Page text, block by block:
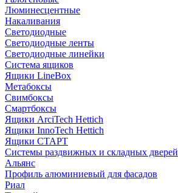
Люминесцентные
Накаливания
Светодиодные
Светодиодные ленты
Светодиодные линейки
Система ящиков
Ящики LineBox
Метабоксы
Свимбоксы
Смартбоксы
Ящики ArciTech Hettich
Ящики InnoTech Hettich
Ящики СТАРТ
Системы раздвижных и складных дверей
Альянс
Профиль алюминиевый для фасадов
Риал